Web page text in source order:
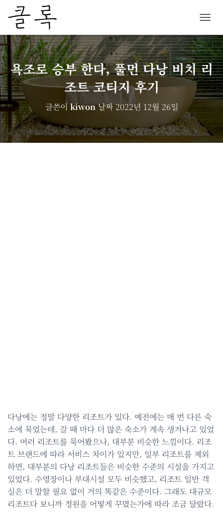
비
게
이
션
토
글
욕조로 승부 한다, 풀먼 다낭 비치 리
조트 코티지 후기
글쓴이kiwon날짜2022년 12월 26일
다낭에는 정말 다양한 리조트가 있다. 예전에는 매 번 다른 숙
소에 묵었는데, 갈 때 마다 더 많은 숙소가 계속 생겨나고 있었
다. 여러 리조트를 묵어봤으나, 대부분 비슷한 느낌이다. 리조
트 브랜드에 따라 서비스 차이가 있지만, 일부 리조트를 제외
하면, 대부분의 다낭 리조트들은 비슷한 수준의 시설을 가지고
있었다. 수영장이나 부대시설 모두 비슷했고, 리조트 일반 객
실은 더 말할 필요 없이 거의 똑같은 수준이다. 그래도 대규모
리조트다 보니까 정원을 어떻게 꾸몄는가에 따라 조금 달랐다.